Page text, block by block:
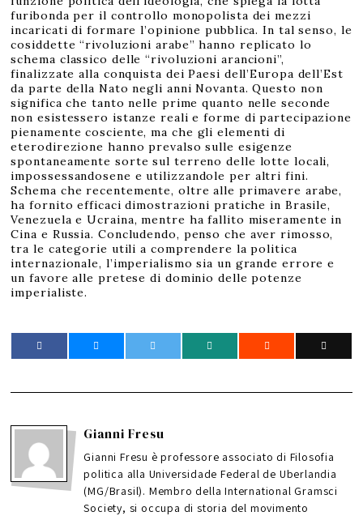
furibonda per il controllo monopolista dei mezzi
incaricati di formare l’opinione pubblica. In tal senso, le
cosiddette “rivoluzioni arabe” hanno replicato lo
schema classico delle “rivoluzioni arancioni”,
finalizzate alla conquista dei Paesi dell’Europa dell’Est
da parte della Nato negli anni Novanta. Questo non
significa che tanto nelle prime quanto nelle seconde
non esistessero istanze reali e forme di partecipazione
pienamente cosciente, ma che gli elementi di
eterodirezione hanno prevalso sulle esigenze
spontaneamente sorte sul terreno delle lotte locali,
impossessandosene e utilizzandole per altri fini.
Schema che recentemente, oltre alle primavere arabe,
ha fornito efficaci dimostrazioni pratiche in Brasile,
Venezuela e Ucraina, mentre ha fallito miseramente in
Cina e Russia. Concludendo, penso che aver rimosso,
tra le categorie utili a comprendere la politica
internazionale, l’imperialismo sia un grande errore e
un favore alle pretese di dominio delle potenze
imperialiste.
Gianni Fresu
Gianni Fresu è professore associato di Filosofia
politica alla Universidade Federal de Uberlandia
(MG/Brasil). Membro della International Gramsci
Society, si occupa di storia del movimento